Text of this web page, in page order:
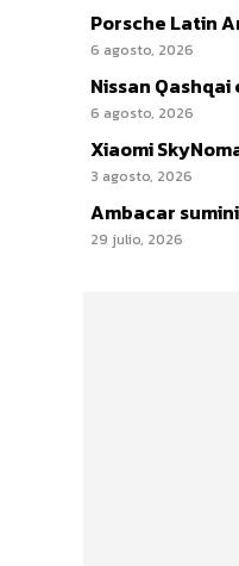
Porsche Latin
6 agosto, 2026
Nissan
6 agosto, 2026
Xiaomi
3 agosto, 2026
Ambacar
29 julio, 2026